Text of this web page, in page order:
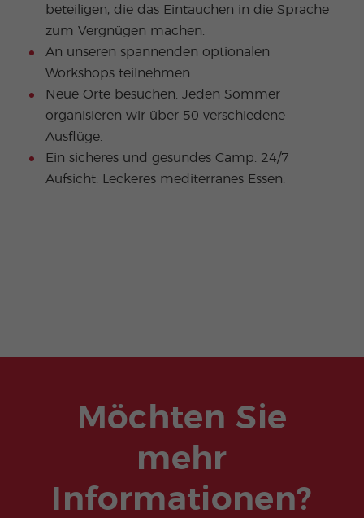
beteiligen, die das Eintauchen in die Sprache
zum Vergnügen machen.
An unseren spannenden optionalen
Workshops teilnehmen.
Neue Orte besuchen. Jeden Sommer
organisieren wir über 50 verschiedene
Ausflüge.
Ein sicheres und gesundes Camp. 24/7
Aufsicht. Leckeres mediterranes Essen.
Möchten Sie
mehr
Informationen?